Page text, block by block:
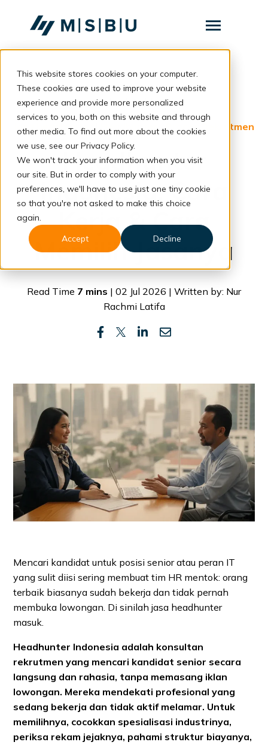
This website stores cookies on your computer.
These cookies are used to improve your website
experience and provide more personalized
services to you, both on this website and through
other media. To find out more about the cookies
we use, see our Privacy Policy.
We won't track your information when you visit
our site. But in order to comply with your
preferences, we'll have to use just one tiny cookie
so that you're not asked to make this choice
again.
Accept
Decline
Toggle
Layanan Toggle
children
Layanan
Komunitas
Tentang
Resources Toggle
children
Resources
Konsultasi
back to blog
jasa headhunter | Headhunter|Proses Rekrutmen
Headhunter
Indonesia: Cara
Kerja & Cara
Memilih Jasanya
Read Time 7 mins | 02 Jul 2026 | Written by: Nur
Rachmi Latifa
Mencari kandidat untuk posisi senior atau peran IT
yang sulit diisi sering membuat tim HR mentok: orang
terbaik biasanya sudah bekerja dan tidak pernah
membuka lowongan. Di sinilah jasa headhunter
masuk.
Headhunter Indonesia adalah konsultan
rekrutmen yang mencari kandidat senior secara
langsung dan rahasia, tanpa memasang iklan
lowongan. Mereka mendekati profesional yang
sedang bekerja dan tidak aktif melamar. Untuk
memilihnya, cocokkan spesialisasi industrinya,
periksa rekam jejaknya, pahami struktur biayanya,